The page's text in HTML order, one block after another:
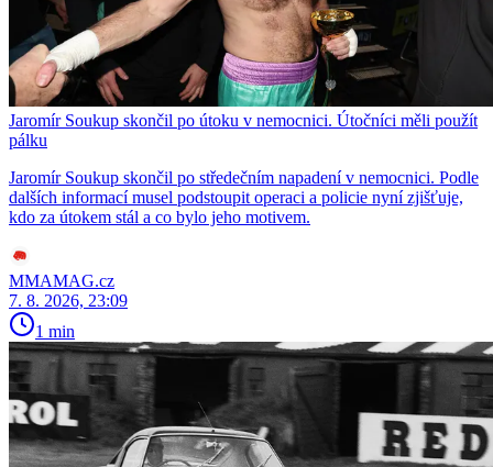
Jaromír Soukup skončil po útoku v nemocnici. Útočníci měli použít
pálku
Jaromír Soukup skončil po středečním napadení v nemocnici. Podle
dalších informací musel podstoupit operaci a policie nyní zjišťuje,
kdo za útokem stál a co bylo jeho motivem.
MMAMAG.cz
7. 8. 2026, 23:09
1 min